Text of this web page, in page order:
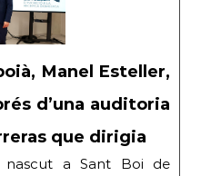
Manel Esteller,
d’una auditoria
que dirigia
nascut a Sant Boi de